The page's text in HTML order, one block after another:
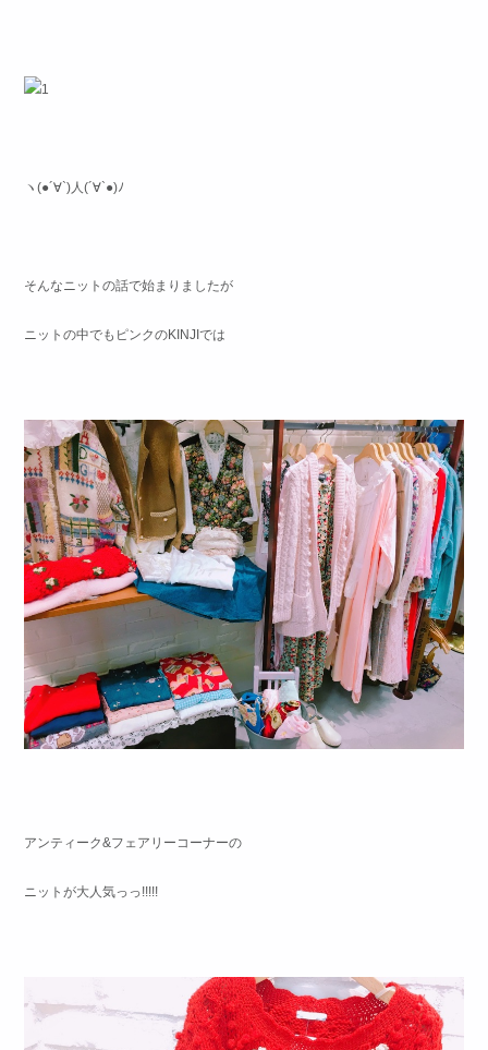
ヽ(●´∀`)人(´∀`●)ﾉ
そんなニットの話で始まりましたが
ニットの中でもピンクのKINJIでは
アンティーク&フェアリーコーナーの
ニットが大人気っっ!!!!!